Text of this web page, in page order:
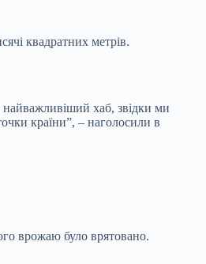
квадратних метрів.
найважливіший хаб, звідки ми
країни”, – наголосили в
врожаю було врятовано.